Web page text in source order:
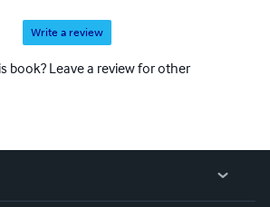
Write a review
book? Leave a review for other